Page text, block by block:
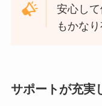
安心し
もかな
サポートが充実